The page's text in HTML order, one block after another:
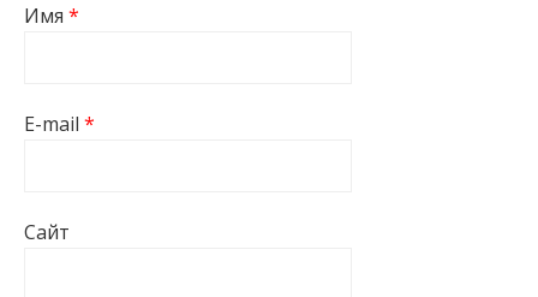
Имя *
E-mail *
Сайт